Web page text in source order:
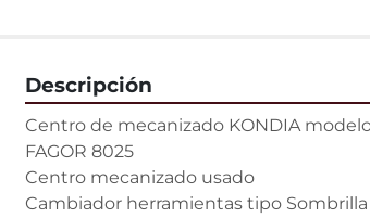
Descripción
Centro de mecanizado KONDIA
FAGOR 8025
Centro mecanizado usado
Cambiador herramientas tipo